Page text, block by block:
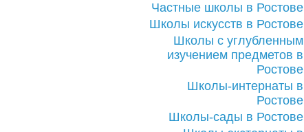
Частные школы в Ростове
Школы искусств в Ростове
Школы с углубленным
изучением предметов в
Ростове
Школы-интернаты в
Ростове
Школы-сады в Ростове